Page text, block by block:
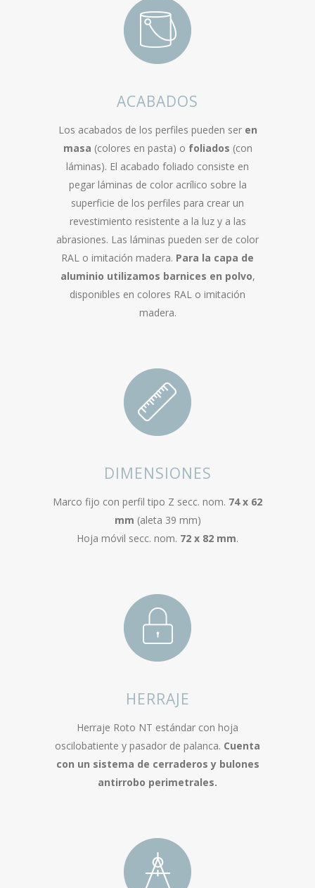
ACABADOS
Los acabados de los perfiles pueden ser en
masa (colores en pasta) o foliados (con
láminas). El acabado foliado consiste en
pegar láminas de color acrílico sobre la
superficie de los perfiles para crear un
revestimiento resistente a la luz y a las
abrasiones. Las láminas pueden ser de color
RAL o imitación madera. Para la capa de
aluminio utilizamos barnices en polvo,
disponibles en colores RAL o imitación
madera.
DIMENSIONES
Marco fijo con perfil tipo Z secc. nom. 74 x 62
mm (aleta 39 mm)
Hoja móvil secc. nom. 72 x 82 mm.
HERRAJE
Herraje Roto NT estándar con hoja
oscilobatiente y pasador de palanca. Cuenta
con un sistema de cerraderos y bulones
antirrobo perimetrales.